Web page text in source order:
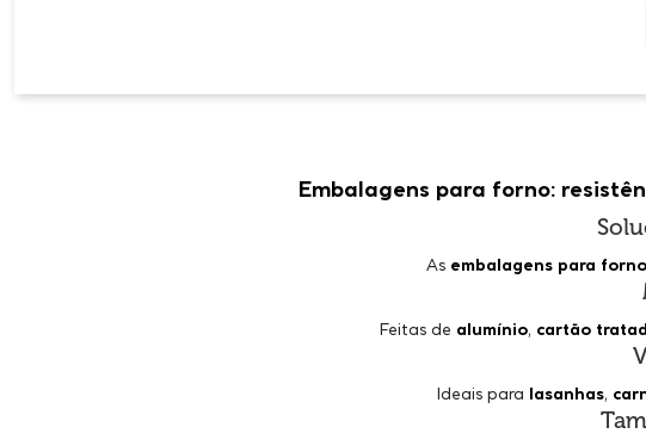
Embalagens para forno:
As embalagens para forno
Feitas de alumínio, cartão
Ideais para lasanhas,